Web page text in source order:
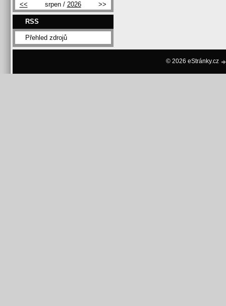
<<
srpen / 2026 >>
RSS
Přehled zdrojů
© 2026 eStránky.cz